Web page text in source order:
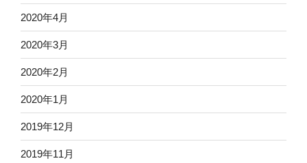
2020年4月
2020年3月
2020年2月
2020年1月
2019年12月
2019年11月